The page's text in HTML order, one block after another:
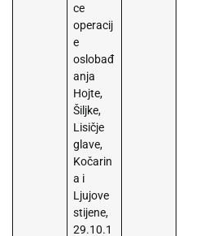
ce
operacij
e
oslobađ
anja
Hojte,
Šiljke,
Lisičje
glave,
Kočarin
a i
Ljujove
stijene,
29.10.1